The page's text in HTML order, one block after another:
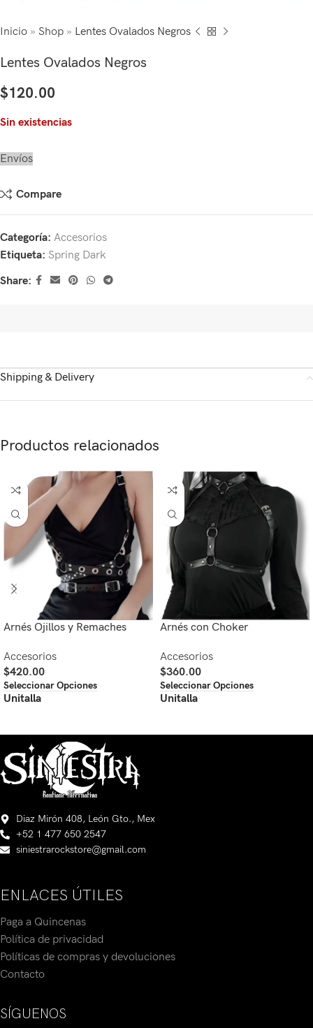
Inicio » Shop » Lentes Ovalados Negros
Lentes Ovalados Negros
$120.00
Sin existencias
Envíos
Compare
Categoría: Accesorios
Etiqueta: Spring Dark
Share:
Shipping & Delivery
Productos relacionados
Arnés Ojillos y Remaches
Accesorios
$420.00
Seleccionar Opciones
Unitalla
Arnés con Choker
Accesorios
$360.00
Seleccionar Opciones
Unitalla
Diaz Mirón 408, León Gto., Mex
+52 1 477 650 2547
siniestrarockstore@gmail.com
ENLACES ÚTILES
Paga a Quincenas
Política de privacidad
Políticas de compras y devoluciones
Contacto
SÍGUENOS